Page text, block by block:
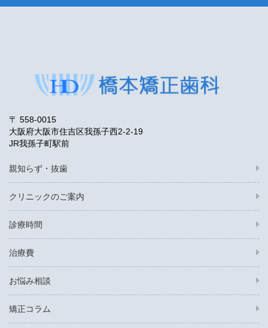
〒 558-0015
大阪府大阪市住吉区我孫子西2-2-19
JR我孫子町駅前
親知らず・抜歯
クリニックのご案内
診療時間
治療費
お悩み相談
矯正コラム